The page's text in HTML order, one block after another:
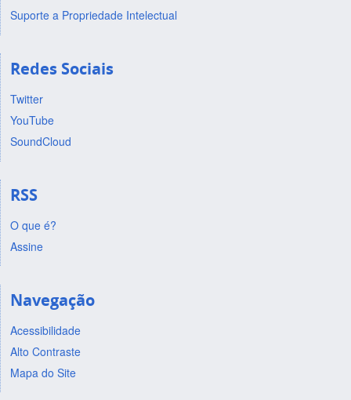
Suporte a Propriedade Intelectual
Redes Sociais
Twitter
YouTube
SoundCloud
RSS
O que é?
Assine
Navegação
Acessibilidade
Alto Contraste
Mapa do Site